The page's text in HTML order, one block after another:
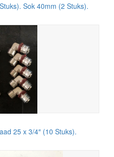
Sok 40mm (2 Stuks).
25 x 3/4″ (10 Stuks).